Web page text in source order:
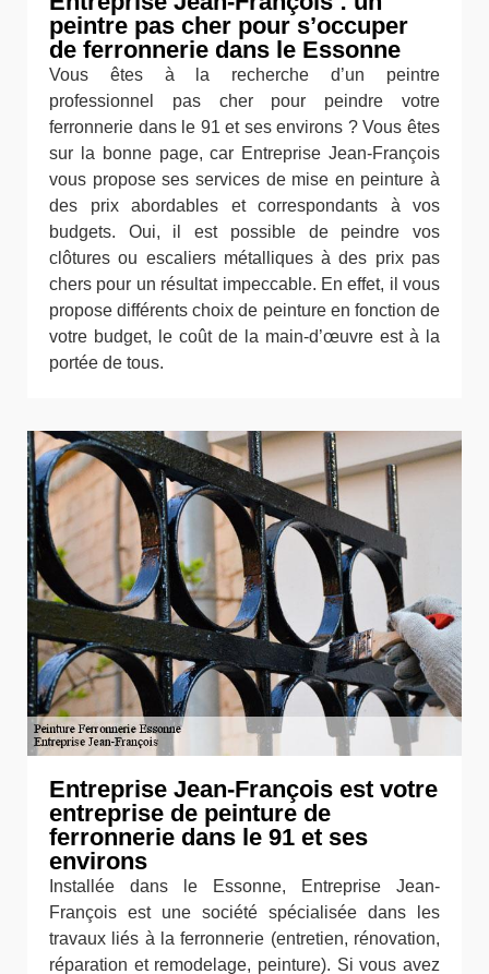
peintre pas cher pour s’occuper
de ferronnerie dans le Essonne
Vous êtes à la recherche d’un peintre
professionnel pas cher pour peindre votre
ferronnerie dans le 91 et ses environs ? Vous êtes
sur la bonne page, car Entreprise Jean-François
vous propose ses services de mise en peinture à
des prix abordables et correspondants à vos
budgets. Oui, il est possible de peindre vos
clôtures ou escaliers métalliques à des prix pas
chers pour un résultat impeccable. En effet, il vous
propose différents choix de peinture en fonction de
votre budget, le coût de la main-d’œuvre est à la
portée de tous.
Entreprise Jean-François est votre
entreprise de peinture de
ferronnerie dans le 91 et ses
environs
Installée dans le Essonne, Entreprise Jean-
François est une société spécialisée dans les
travaux liés à la ferronnerie (entretien, rénovation,
réparation et remodelage, peinture). Si vous avez